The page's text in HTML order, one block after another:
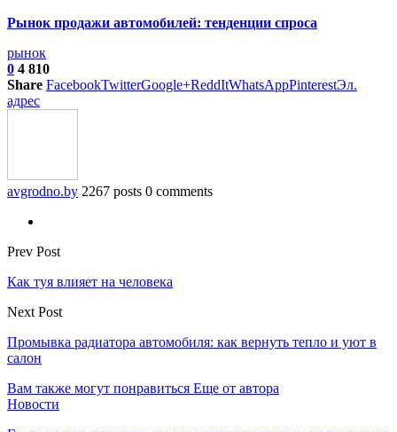
Рынок продажи автомобилей: тенденции спроса
рынок
0 4 810
Share FacebookTwitterGoogle+ReddItWhatsAppPinterestЭл.
адрес
avgrodno.by 2267 posts 0 comments
Prev Post
Как туя влияет на человека
Next Post
Промывка радиатора автомобиля: как вернуть тепло и уют в
салон
Вам также могут понравиться Еще от автора
Новости